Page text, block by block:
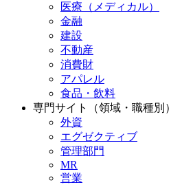
医療（メディカル）
金融
建設
不動産
消費財
アパレル
食品・飲料
専門サイト（領域・職種別）
外資
エグゼクティブ
管理部門
MR
営業